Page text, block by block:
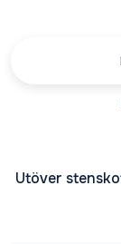
Utöver